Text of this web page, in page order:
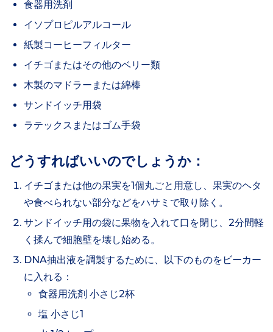
食器用洗剤
イソプロピルアルコール
紙製コーヒーフィルター
イチゴまたはその他のベリー類
木製のマドラーまたは綿棒
サンドイッチ用袋
ラテックスまたはゴム手袋
どうすればいいのでしょうか：
イチゴまたは他の果実を1個丸ごと用意し、果実のヘタ
や食べられない部分などをハサミで取り除く。
サンドイッチ用の袋に果物を入れて口を閉じ、2分間軽
く揉んで細胞壁を壊し始める。
DNA抽出液を調製するために、以下のものをビーカー
に入れる：
食器用洗剤 小さじ2杯
塩 小さじ1